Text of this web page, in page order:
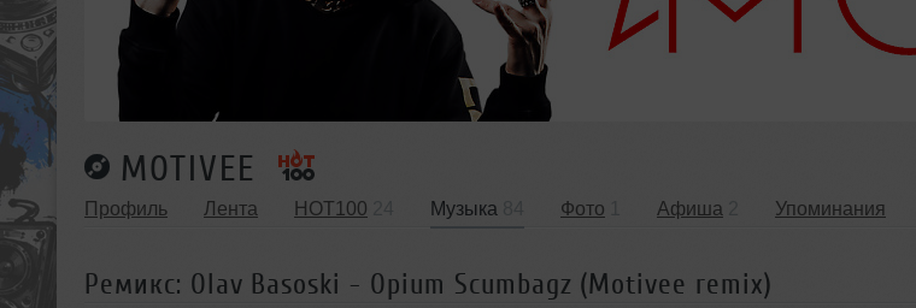
MOTIVEE
Профиль Лента HOT100 Музыка Фото Афиша Упоминания
Ремикс: Olav Basoski - Opium Scumbagz (Motivee remix)